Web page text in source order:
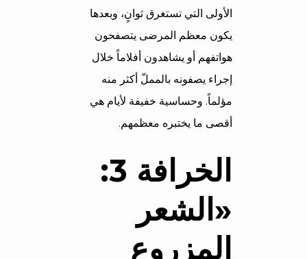
الأولى التي تستغرق ثوانٍ، وبعدها
يكون معظم المرضى يتصفحون
هواتفهم أو يشاهدون أفلاماً خلال
إجراء يصفونه بالمملّ أكثر منه
مؤلماً. وحساسية خفيفة لأيام هي
أقصى ما يختبره معظمهم.
الخرافة 3:
«الشعر
المزروع